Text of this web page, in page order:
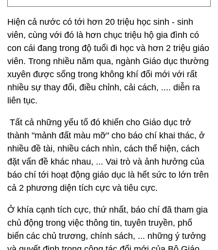
Hiện cả nước có tới hơn 20 triệu học sinh - sinh
viên, cùng với đó là hơn chục triệu hộ gia đình có
con cái đang trong độ tuổi đi học và hơn 2 triệu giáo
viên. Trong nhiều năm qua, ngành Giáo dục thường
xuyên được sống trong không khí đổi mới với rất
nhiều sự thay đổi, điều chỉnh, cải cách, .... diễn ra
liên tục.
Tất cả những yếu tố đó khiến cho Giáo dục trở
thành "mảnh đất màu mỡ" cho báo chí khai thác, ở
nhiều đề tài, nhiều cách nhìn, cách thể hiện, cách
đặt vấn đề khác nhau, ... Vai trò và ảnh hưởng của
báo chí tới hoạt động giáo dục là hết sức to lớn trên
cả 2 phương diện tích cực và tiêu cực.
Ở khía cạnh tích cực, thứ nhất, báo chí đã tham gia
chủ động trong việc thông tin, tuyên truyền, phổ
biến các chủ trương, chính sách, ... những ý tưởng